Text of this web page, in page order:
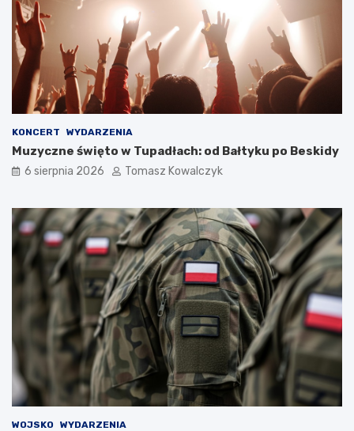
KONCERT WYDARZENIA
Muzyczne święto w Tupadłach: od Bałtyku po Beskidy
6 sierpnia 2026 Tomasz Kowalczyk
WOJSKO WYDARZENIA